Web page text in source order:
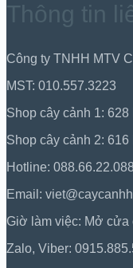
Thông tin
Công ty TNHH MTV
MST: 010.557.3223
Shop cây cảnh 1:
Shop cây cảnh 2:
Hotline: 088.66.22.088
Email:
Giờ làm việc: Mở cửa
Zalo, Viber: